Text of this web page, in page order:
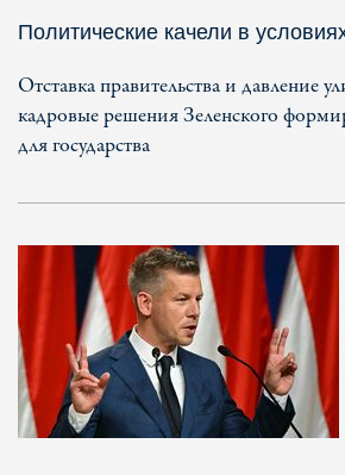
Политические качели в
Отставка правительства и давление
кадровые решения Зеленского
для государства